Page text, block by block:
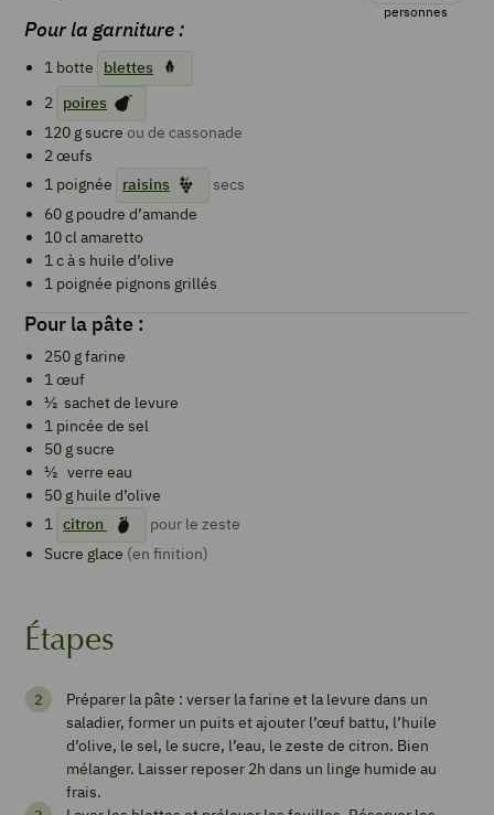
Étapes
Préparer la pâte : verser la farine et la levure dans un
saladier, former un puits et ajouter l’œuf battu, l’huile
d’olive, le sel, le sucre, l’eau, le zeste de citron. Bien
mélanger. Laisser reposer 2h dans un linge humide au
frais.
personnes
Pour la garniture :
1 botte
blettes
2 poires
120 gsucre ou de cassonade
2œufs
1 poignée raisins
secs
60 g poudre d’amande
10clamaretto
1c à s huile d’olive
1 poignée pignons grillés
Pour la pâte :
250 gfarine
1œuf
½ sachet de levure
1 pincée de sel
50 gsucre
½ verre eau
50 g huile d’olive
1 citron
pour le zeste
Sucre glace (en finition)
Tourte
aux
blettes